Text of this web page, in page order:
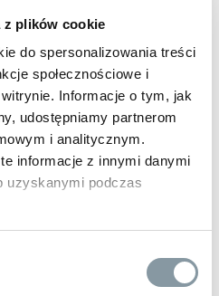
z plików cookie
do spersonalizowania treści
społecznościowe i
Informacje o tym, jak
udostępniamy partnerom
i analitycznym.
informacje z innymi danymi
uzyskanymi podczas
2
» ,zabrudzenia bieżące, kurz,
»
uniwersalna »
przyczepy
»,pojazdy specjalne »,hotele
produkcyjne i inne »
»
»,stacje benzynowe »,
warszaty samochodowe »
więcej »